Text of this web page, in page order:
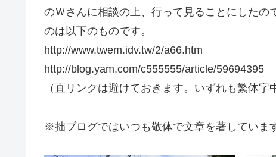
のＷさんに相談の上、行って見ることにしたの
のは以下のものです。
http://www.twem.idv.tw/2/a66.htm
http://blog.yam.com/c555555/article/59694395
（直リンクは避けておきます。いずれも繁体字
※拙ブログではいつも敬体で文章を著していま